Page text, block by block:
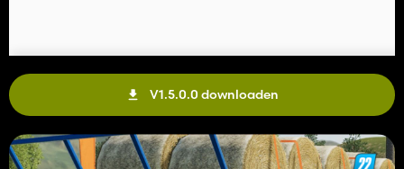
V1.5.0.0 downloaden